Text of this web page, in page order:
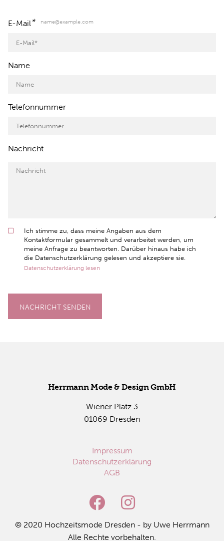
E-Mail* name@example.com
Name
Telefonnummer
Nachricht
Ich stimme zu, dass meine Angaben aus dem
Kontaktformular gesammelt und verarbeitet werden, um
meine Anfrage zu beantworten. Darüber hinaus habe ich
die Datenschutzerklärung gelesen und akzeptiere sie.
Datenschutzerklärung lesen
NACHRICHT SENDEN
Herr­mann Mode & De­sign GmbH
Wie­ner Platz 3
01069 Dres­den
Impressum
Datenschutzerklärung
AGB
© 2020 Hoch­zeits­mo­de Dres­den - by Uwe Herr­mann
Alle Rech­te vor­be­hal­ten.